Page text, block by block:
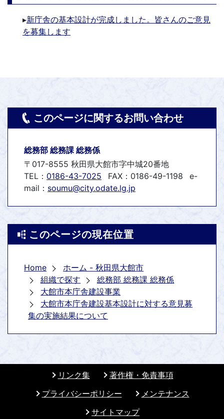
▸新庁舎の基本設計が完成しました。皆さんのご意見
を募集します
このページに関するお問い合わせ
総務部 総務課 総務係
〒017-8555 秋田県大館市字中城20番地
TEL： 0186-43-7025 FAX：0186-49-1198
e-
mail： soumu@city.odate.lg.jp
このページの現在位置
Home
ホーム - 秋田県大館市
組織で探す
総務部 総務課 総務係
大館市本庁舎建設事業
大館市本庁舎建設基本設計に対する意見募
集の実施結果について
リンク集
著作権・免責事項
プライバシーポリシー
メンテナンス
サイトマップ